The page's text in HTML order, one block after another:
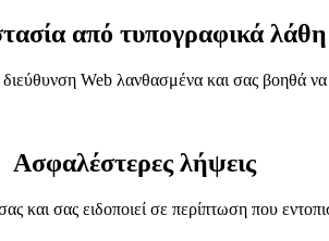
από τυπογραφικά λάθη
Web λανθασμένα και σας βοηθά
Ασφαλέστερες λήψεις
και σας ειδοποιεί σε περίπτωση που